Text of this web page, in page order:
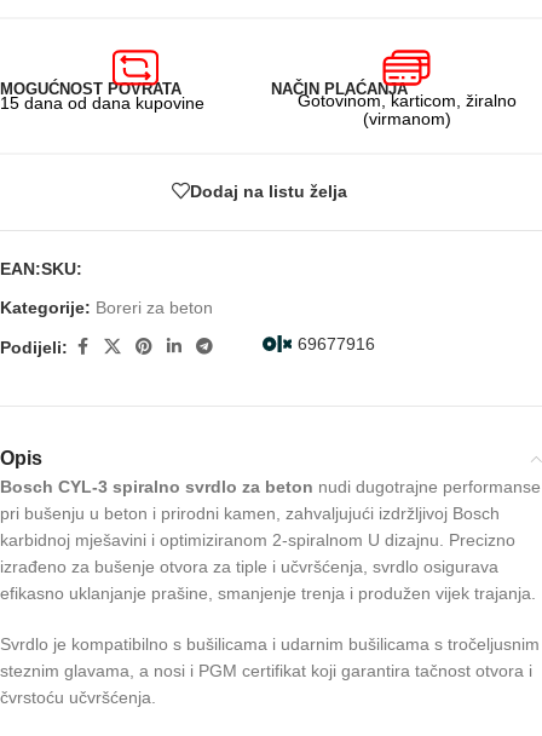
MOGUĆNOST POVRATA
15 dana od dana kupovine
NAČIN PLAĆANJA
Gotovinom, karticom, žiralno
(virmanom)
Dodaj na listu želja
EAN:SKU:
Kategorije: Boreri za beton
69677916
Podijeli:
Opis
Bosch CYL-3 spiralno svrdlo za beton nudi dugotrajne performanse
pri bušenju u beton i prirodni kamen, zahvaljujući izdržljivoj Bosch
karbidnoj mješavini i optimiziranom 2-spiralnom U dizajnu. Precizno
izrađeno za bušenje otvora za tiple i učvršćenja, svrdlo osigurava
efikasno uklanjanje prašine, smanjenje trenja i produžen vijek trajanja.
Svrdlo je kompatibilno s bušilicama i udarnim bušilicama s tročeljusnim
steznim glavama, a nosi i PGM certifikat koji garantira tačnost otvora i
čvrstoću učvršćenja.